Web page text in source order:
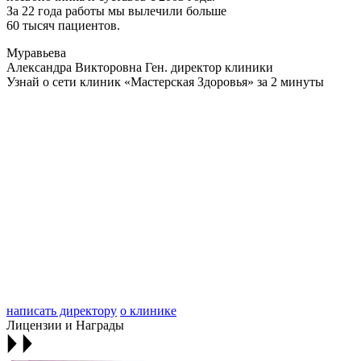
За 22 года работы мы вылечили больше
60 тысяч пациентов.
Муравьева
Александра Викторовна Ген. директор клиники
Узнай о сети клиник «Мастерская Здоровья» за 2 минуты
написать директору о клинике
Лицензии и Награды